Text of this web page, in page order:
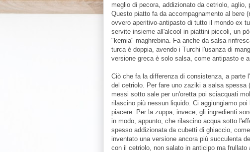
meglio di pecora, addizionato da cetriolo,
Questo piatto fa da accompagnamento al bere
ovvero aperitivo-antipasto di tutto il mondo ex
servite insieme all'alcool in piattini piccoli, un
"kemia" maghrebina. Fa anche da salsa
turca è doppia, avendo i Turchi l'usanza di
versione greca è solo salsa, come antipasto e
Ciò che fa la differenza di consistenza, a parte
del cetriolo. Per fare uno zaziki a salsa
messi sotto sale per un'oretta poi sciacquati
rilascino più nessun liquido. Ci aggiungiamo
piacere. Per la zuppa, invece, gli ingredienti
in modo, appunto, che rilascino acqua sotto
spesso addizionata da cubetti di ghiaccio,
inventato una versione ancora più succulenta
con il cetriolo, non salato in anticipo ma